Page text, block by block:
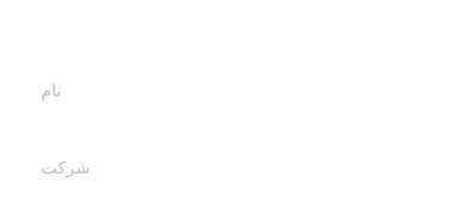
نام
شرکت